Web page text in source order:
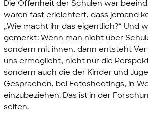
Die Offenheit der Schulen war
waren fast erleichtert, dass jemand
„Wie macht ihr das eigentlich?“ Und
gemerkt: Wenn man nicht über
sondern mit ihnen, dann entsteht
uns ermöglicht, nicht nur die
sondern auch die der Kinder und
Gesprächen, bei Fotoshootings, in
einzubeziehen. Das ist in der
selten.